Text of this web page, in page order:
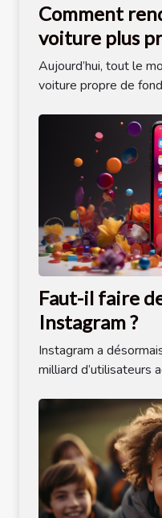
Comment
voiture plus
Aujourd’hui, tout le
voiture propre de
Faut-il faire
Instagram ?
Instagram a
milliard d’utilisateurs